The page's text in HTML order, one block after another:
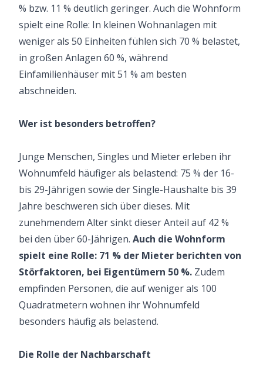
% bzw. 11 % deutlich geringer. Auch die Wohnform
spielt eine Rolle: In kleinen Wohnanlagen mit
weniger als 50 Einheiten fühlen sich 70 % belastet,
in großen Anlagen 60 %, während
Einfamilienhäuser mit 51 % am besten
abschneiden.
Wer ist besonders betroffen?
Junge Menschen, Singles und Mieter erleben ihr
Wohnumfeld häufiger als belastend: 75 % der 16-
bis 29-Jährigen sowie der Single-Haushalte bis 39
Jahre beschweren sich über dieses. Mit
zunehmendem Alter sinkt dieser Anteil auf 42 %
bei den über 60-Jährigen. Auch die Wohnform
spielt eine Rolle: 71 % der Mieter berichten von
Störfaktoren, bei Eigentümern 50 %. Zudem
empfinden Personen, die auf weniger als 100
Quadratmetern wohnen ihr Wohnumfeld
besonders häufig als belastend.
Die Rolle der Nachbarschaft